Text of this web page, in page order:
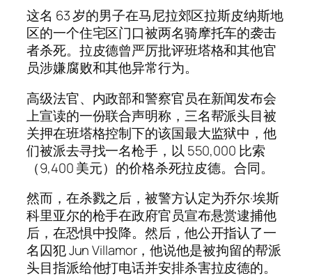
这名 63 岁的男子在马尼拉郊区拉斯皮纳斯地
区的一个住宅区门口被两名骑摩托车的袭击
者杀死。拉皮德曾严厉批评班塔格和其他官
员涉嫌腐败和其他异常行为。
高级法官、内政部和警察官员在新闻发布会
上宣读的一份联合声明称，三名帮派头目被
关押在班塔格控制下的该国最大监狱中，他
们被派去寻找一名枪手，以 550,000 比索
（9,400 美元）的价格杀死拉皮德。合同。
然而，在杀戮之后，被警方认定为乔尔·埃斯
科里亚尔的枪手在政府官员宣布悬赏逮捕他
后，在恐惧中投降。然后，他公开指认了一
名囚犯 Jun Villamor，他说他是被拘留的帮派
头目指派给他打电话并安排杀害拉皮德的。